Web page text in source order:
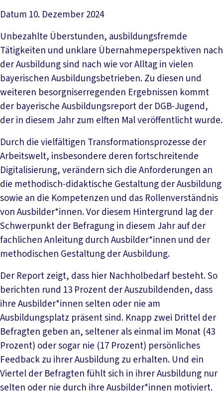
Datum 10. Dezember 2024
Unbezahlte Überstunden, ausbildungsfremde
Tätigkeiten und unklare Übernahmeperspektiven nach
der Ausbildung sind nach wie vor Alltag in vielen
bayerischen Ausbildungsbetrieben. Zu diesen und
weiteren besorgniserregenden Ergebnissen kommt
der bayerische Ausbildungsreport der DGB-Jugend,
der in diesem Jahr zum elften Mal veröffentlicht wurde.
Durch die vielfältigen Transformationsprozesse der
Arbeitswelt, insbesondere deren fortschreitende
Digitalisierung, verändern sich die Anforderungen an
die methodisch-didaktische Gestaltung der Ausbildung
sowie an die Kompetenzen und das Rollenverständnis
von Ausbilder*innen. Vor diesem Hintergrund lag der
Schwerpunkt der Befragung in diesem Jahr auf der
fachlichen Anleitung durch Ausbilder*innen und der
methodischen Gestaltung der Ausbildung.
Der Report zeigt, dass hier Nachholbedarf besteht. So
berichten rund 13 Prozent der Auszubildenden, dass
ihre Ausbilder*innen selten oder nie am
Ausbildungsplatz präsent sind. Knapp zwei Drittel der
Befragten geben an, seltener als einmal im Monat (43
Prozent) oder sogar nie (17 Prozent) persönliches
Feedback zu ihrer Ausbildung zu erhalten. Und ein
Viertel der Befragten fühlt sich in ihrer Ausbildung nur
selten oder nie durch ihre Ausbilder*innen motiviert.